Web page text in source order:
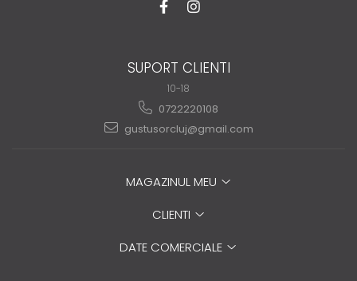
SUPORT CLIENTI
10-18
0722220108
gustusorcluj@gmail.com
MAGAZINUL MEU
CLIENTI
DATE COMERCIALE